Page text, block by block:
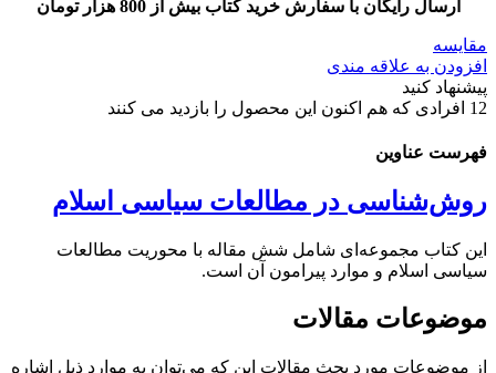
ارسال رایگان با سفارش خرید کتاب بیش از 800 هزار تومان
مقایسه
افزودن به علاقه مندی
پیشنهاد کنید
12 افرادی که هم اکنون این محصول را بازدید می کنند
فهرست عناوین
روش‌شناسی در مطالعات سیاسی اسلام
این کتاب مجموعه‌ای شامل شش مقاله با محوریت مطالعات
سیاسی اسلام و موارد پیرامون آن است.
موضوعات مقالات
از موضوعات مورد بحث مقالات این که می‌توان به موارد ذیل اشاره